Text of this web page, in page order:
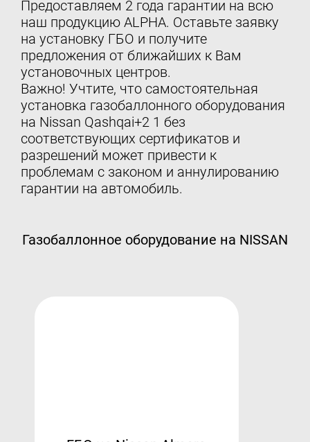
Предоставляем 2 года гарантии на всю
наш продукцию ALPHA. Оставьте заявку
на установку ГБО и получите
предложения от ближайших к Вам
установочных центров.
Важно! Учтите, что самостоятельная
установка газобаллонного оборудования
на Nissan Qashqai+2 1 без
соответствующих сертификатов и
разрешений может привести к
проблемам с законом и аннулированию
гарантии на автомобиль.
Газобаллонное оборудование на NISSAN